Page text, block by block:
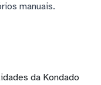
manuais.
da Kondado